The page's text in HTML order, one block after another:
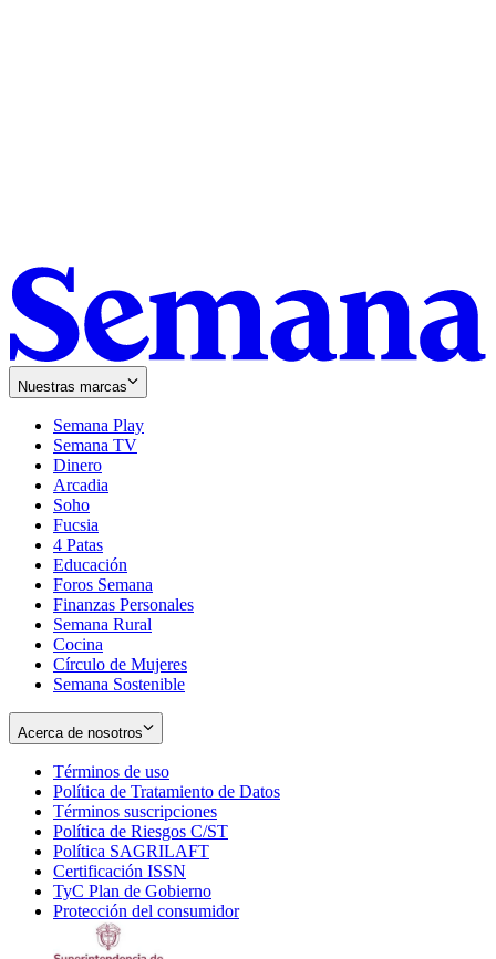
Nuestras marcas
Semana Play
Semana TV
Dinero
Arcadia
Soho
in
new
window
Fucsia
in
new
window
4 Patas
Educación
Foros Semana
Finanzas Personales
Semana Rural
Cocina
Círculo de Mujeres
Semana Sostenible
Acerca de nosotros
Términos de uso
in
new
window
Política de Tratamiento de Datos
Términos suscripciones
in
Política de Riesgos C/ST
Política SAGRILAFT
new
window
Certificación ISSN
in
new
TyC Plan de Gobierno
in
Protección del consumidorOpens